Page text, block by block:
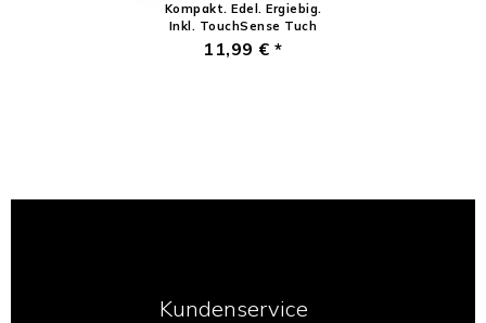
Kompakt. Edel. Ergiebig.
Inkl. TouchSense Tuch
11,99 € *
Kundenservice